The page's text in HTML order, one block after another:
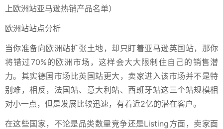
上欧洲站亚马逊热销产品名单）
欧洲站站点分析
当你准备向欧洲站扩张土地，却只盯着亚马逊英国站，那你
将错过70%的欧洲市场，这样会大大限制住自己的销售潜
力。其实德国市场比英国站更大，卖家进入该市场并不是特
别难，相反，法国站、意大利站、西班牙站这三个站规模相
对小一点，但是发展比较迅速，有着近2亿的潜在客户。
在这些国家，不论是品类数量竞争还是Listing方面，卖家面